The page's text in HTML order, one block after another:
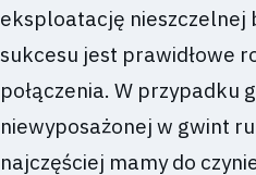
eksploatację nieszczelnej
sukcesu jest prawidłowe
połączenia. W przypadku
niewyposażonej w gwint
najczęściej mamy do